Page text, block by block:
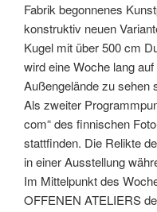
Fabrik begonnenes
konstruktiv neuen
Kugel mit über 500 cm
wird eine Woche lang
Außengelände zu sehen
Als zweiter
com“ des finnischen
stattfinden. Die Relikte
in einer Ausstellung
Im Mittelpunkt des
OFFENEN ATELIERS